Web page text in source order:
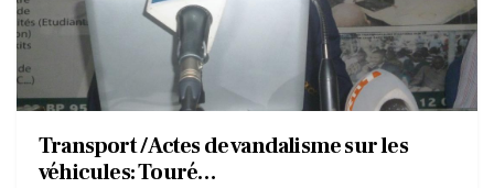
Transport / Actes de vandalisme sur les
véhicules: Touré…